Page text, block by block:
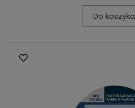
Do koszyka